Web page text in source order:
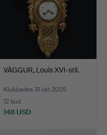
VÄGGUR, Louis XVI-stil.
Klubbades 31 okt 2025
12 bud
148 USD